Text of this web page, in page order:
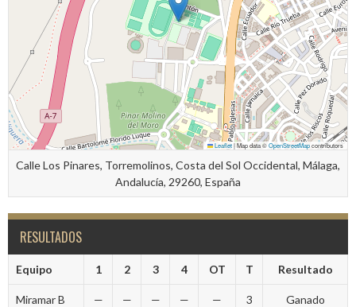
Leaflet|Map data ©OpenStreetMapcontributors
Calle Los Pinares, Torremolinos, Costa del Sol Occidental, Málaga,
Andalucía, 29260, España
RESULTADOS
Equipo 1 2 3 4 OT T Resultado
Miramar B — — — — — 3 Ganado